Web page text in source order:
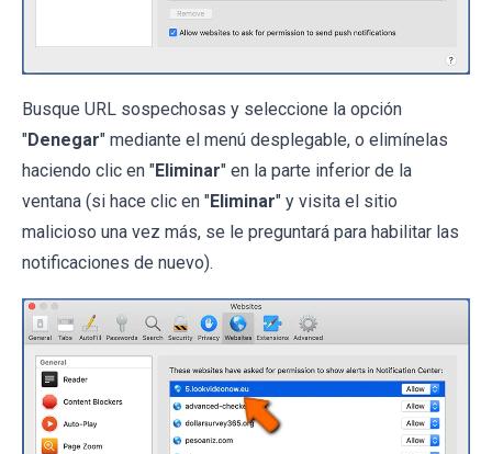
Busque URL sospechosas y seleccione la opción
"Denegar" mediante el menú desplegable, o elimínelas
haciendo clic en "Eliminar" en la parte inferior de la
ventana (si hace clic en "Eliminar" y visita el sitio
malicioso una vez más, se le preguntará para habilitar las
notificaciones de nuevo).